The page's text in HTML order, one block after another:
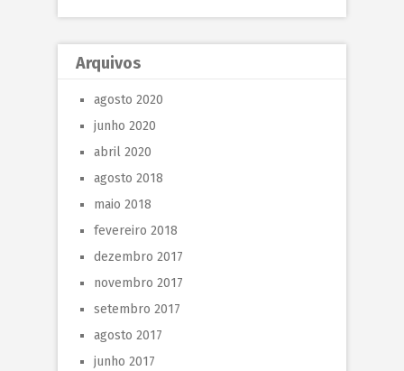
Arquivos
agosto 2020
junho 2020
abril 2020
agosto 2018
maio 2018
fevereiro 2018
dezembro 2017
novembro 2017
setembro 2017
agosto 2017
junho 2017